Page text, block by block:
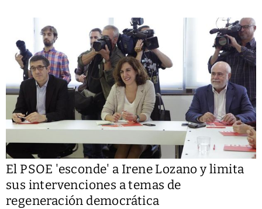
El PSOE 'esconde' a Irene Lozano y limita
sus intervenciones a temas de
regeneración democrática